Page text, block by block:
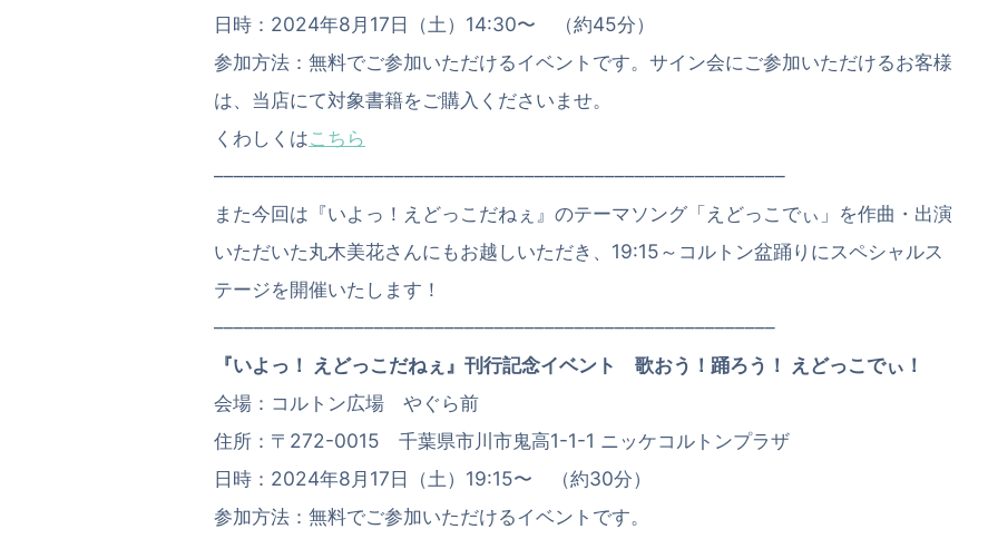
日時：2024年8月17日（土）14:30〜 （約45分）
参加方法：無料でご参加いただけるイベントです。サイン会にご参加いただけるお客様
は、当店にて対象書籍をご購入くださいませ。
くわしくはこちら
–––––––––––––––––––––––––––––––––––––––––––––––––––––––––
また今回は『いよっ！えどっこだねぇ』のテーマソング「えどっこでぃ」を作曲・出演
いただいた丸木美花さんにもお越しいただき、19:15～コルトン盆踊りにスペシャルス
テージを開催いたします！
––––––––––––––––––––––––––––––––––––––––––––––––––––––––
『いよっ！ えどっこだねぇ』刊行記念イベント 歌おう！踊ろう！ えどっこでぃ！
会場：コルトン広場 やぐら前
住所：〒272-0015 千葉県市川市鬼高1-1-1 ニッケコルトンプラザ
日時：2024年8月17日（土）19:15〜 （約30分）
参加方法：無料でご参加いただけるイベントです。